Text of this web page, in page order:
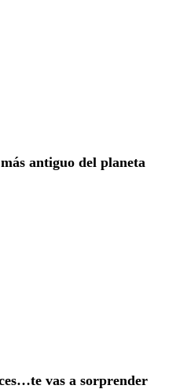
antiguo del planeta
vas a sorprender